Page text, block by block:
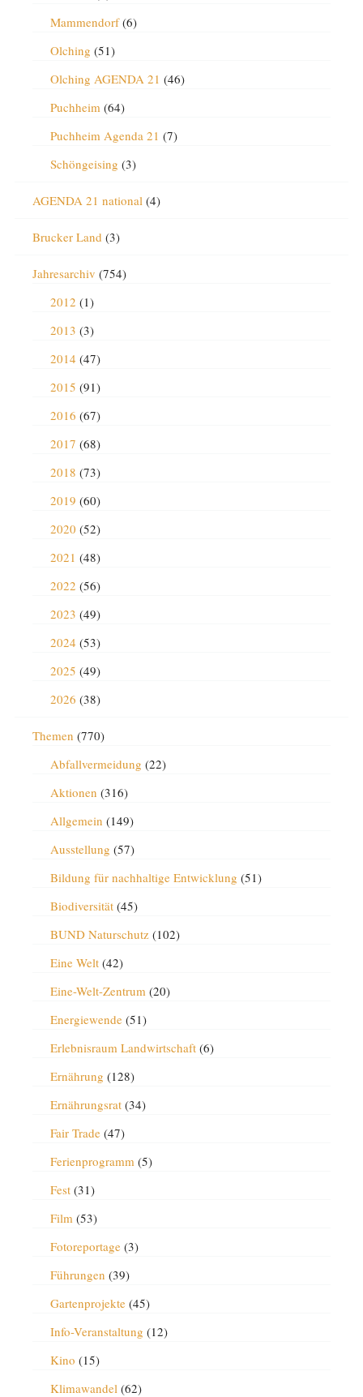
Mammendorf(6)
Olching (51)
Olching AGENDA 21 (46)
Puchheim(64)
Puchheim Agenda 21 (7)
Schöngeising (3)
AGENDA 21 national(4)
Brucker Land (3)
Jahresarchiv (754)
2012 (1)
2013 (3)
2014 (47)
2015 (91)
2016 (67)
2017 (68)
2018 (73)
2019 (60)
2020 (52)
2021 (48)
2022 (56)
2023 (49)
2024 (53)
2025 (49)
2026 (38)
Themen (770)
Abfallvermeidung (22)
Aktionen (316)
Allgemein (149)
Ausstellung (57)
Bildung für nachhaltige Entwicklung (51)
Biodiversität(45)
BUND Naturschutz(102)
Eine Welt(42)
Eine-Welt-Zentrum(20)
Energiewende(51)
Erlebnisraum Landwirtschaft(6)
Ernährung (128)
Ernährungsrat(34)
Fair Trade(47)
Ferienprogramm(5)
Fest(31)
Film(53)
Fotoreportage(3)
Führungen (39)
Gartenprojekte(45)
Info-Veranstaltung (12)
Kino (15)
Klimawandel(62)